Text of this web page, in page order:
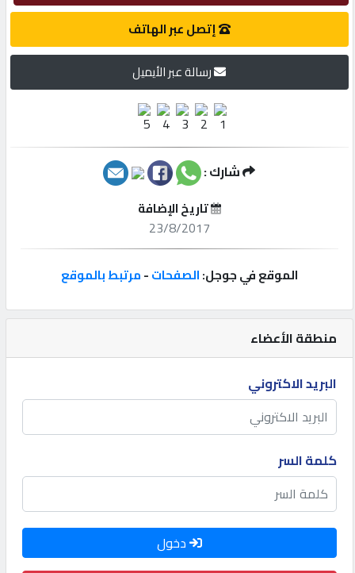
مميزة
إبحث
إعلانات
المنتدى
كيو
مزاد
كيو
نمبر
كارز
منطقة الأعضاء
البريد الاكتروني
كلمة السر
دخول
إتصل عبر الهاتف
رسالة عبر الأيميل
شارك :
تاريخ الإضافة
23/8/2017
الموقع في جوجل:الصفحات-مرتبط بالموقع